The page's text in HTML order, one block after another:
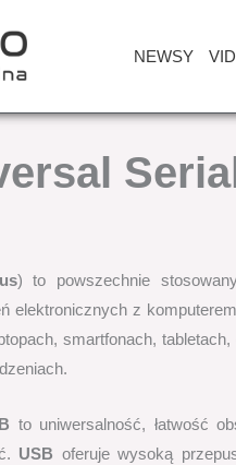
NEWSY
) to powszechnie
elektronicznych z
smartfonach,
to uniwersalność, łatwość
USB oferuje wysoką